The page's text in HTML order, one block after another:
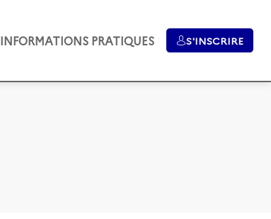
INFORMATIONS PRATIQUES S'INSCRIRE